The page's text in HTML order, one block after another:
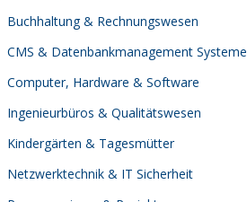
Buchhaltung & Rechnungswesen
CMS & Datenbankmanagement Systeme
Computer, Hardware & Software
Ingenieurbüros & Qualitätswesen
Kindergärten & Tagesmütter
Netzwerktechnik & IT Sicherheit